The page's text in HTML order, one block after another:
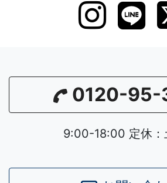
0120-95-
9:00-18:00 定休：